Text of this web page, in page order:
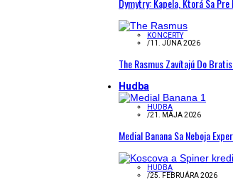
Dymytry: Kapela, Ktorá Sa Pre
KONCERTY
/11. JÚNA 2026
The Rasmus Zavítajú Do
Hudba
HUDBA
/21. MÁJA 2026
Medial Banana Sa Neboja
HUDBA
/25. FEBRUÁRA 2026